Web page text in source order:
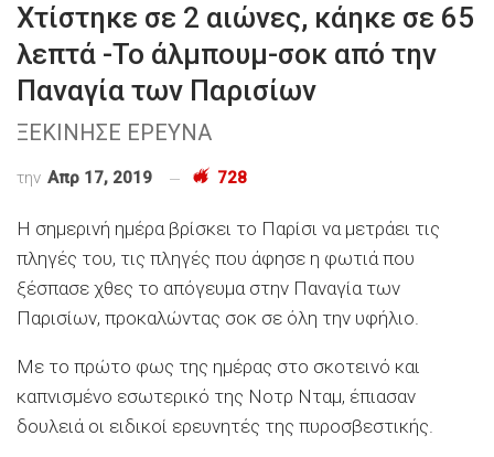
Χτίστηκε σε 2 αιώνες, κάηκε σε 65
λεπτά -Το άλμπουμ-σοκ από την
Παναγία των Παρισίων
ΞΕΚΙΝΗΣΕ ΕΡΕΥΝΑ
την Απρ 17, 2019 728
Η σημερινή ημέρα βρίσκει το Παρίσι να μετράει τις
πληγές του, τις πληγές που άφησε η φωτιά που
ξέσπασε χθες το απόγευμα στην Παναγία των
Παρισίων, προκαλώντας σοκ σε όλη την υφήλιο.
Με το πρώτο φως της ημέρας στο σκοτεινό και
καπνισμένο εσωτερικό της Νοτρ Νταμ, έπιασαν
δουλειά οι ειδικοί ερευνητές της πυροσβεστικής.